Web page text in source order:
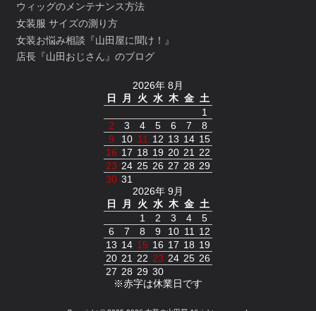
ウィッグのメンテナンス方法
女装服 サイズの測り方
女装お悩み相談『山田屋に聞け！』
店長『山田おじさん』のブログ
2026年 8月
日
月 火 水 木 金 土
1
2
3 4 5 6 7
8
9
10 11 12 13 14 15
16 17 18 19 20 21
22
23 24 25 26 27 28 29
30 31
2026年 9月
日
月 火 水 木 金 土
1
2 3 4
5
6
7 8 9 10 11
12
13 14 15 16 17 18 19
20 21 22 23 24 25 26
27 28 29 30
※赤字は休業日です